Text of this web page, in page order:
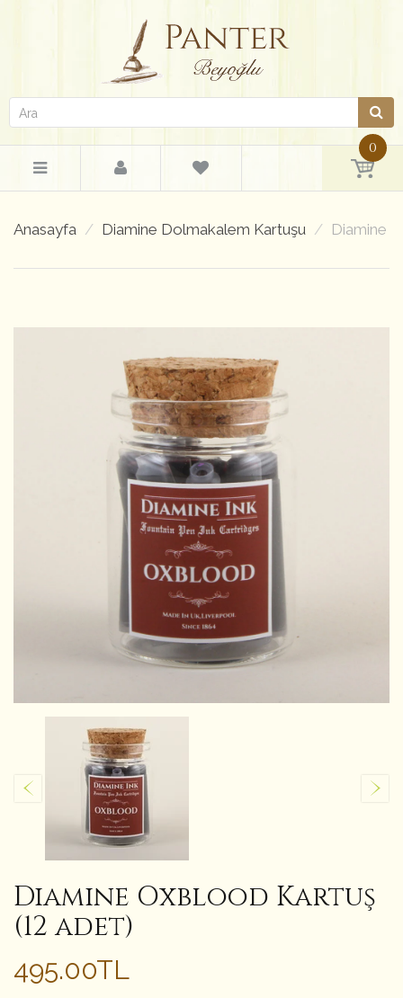
0
Anasayfa Diamine Dolmakalem Kartuşu Diamine
Diamine Oxblood Kartuş
(12 adet)
495.00TL